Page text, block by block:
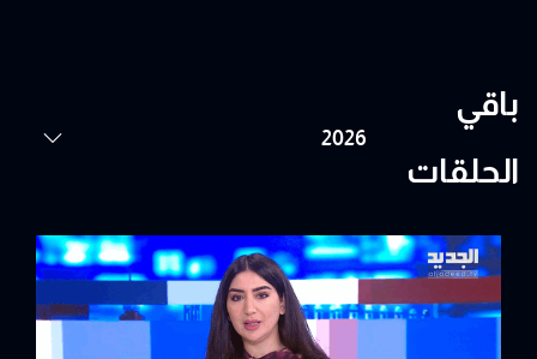
باقي
الحلقات